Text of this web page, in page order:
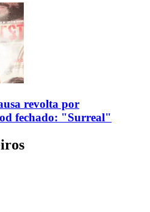
revolta por
fechado: "Surreal"